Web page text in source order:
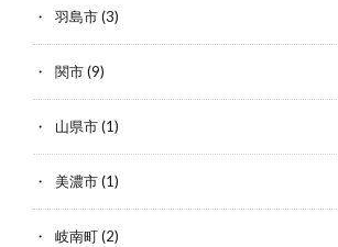
羽島市(3)
関市(9)
山県市(1)
美濃市(1)
岐南町(2)